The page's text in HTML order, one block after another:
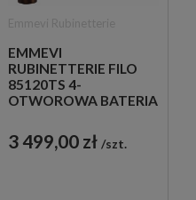
EMMEVI
RUBINETTERIE FILO
85120TS 4-
OTWOROWA BATERIA
3 499,00 zł szt.